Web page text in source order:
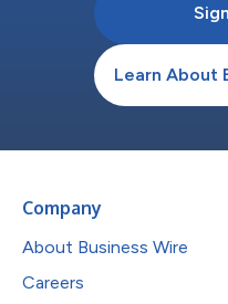
Learn About
Company
About Business Wire
Careers